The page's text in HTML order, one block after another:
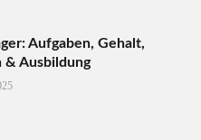
Aufgaben, Gehalt,
& Ausbildung